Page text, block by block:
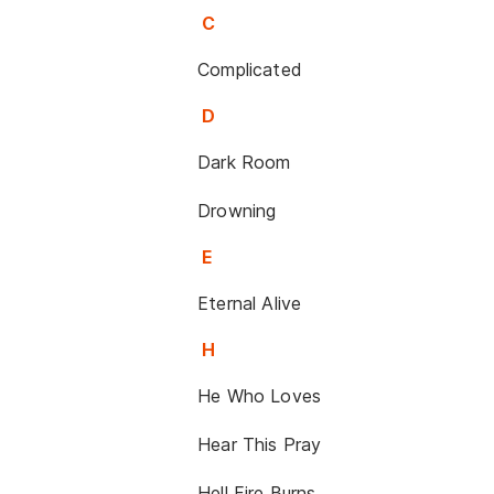
C
Complicated
D
Dark Room
Drowning
E
Eternal Alive
H
He Who Loves
Hear This Pray